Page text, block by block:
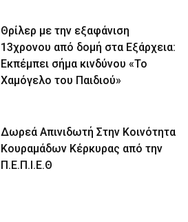
Θρίλερ με την εξαφάνιση
13χρονου από δομή στα Εξάρχεια:
Εκπέμπει σήμα κινδύνου «Το
Χαμόγελο του Παιδιού»
Δωρεά Απινιδωτή Στην Κοινότητα
Κουραμάδων Κέρκυρας από την
Π.Ε.Π.Ι.Ε.Θ